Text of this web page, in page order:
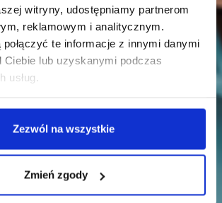
witryny, udostępniamy partnerom
reklamowym i analitycznym.
te informacje z innymi danymi
Ciebie lub uzyskanymi podczas
usług.
Zezwól na wszystkie
Zmień zgody